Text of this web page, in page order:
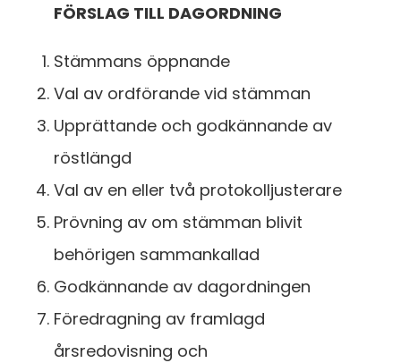
FÖRSLAG TILL DAGORDNING
Stämmans öppnande
Val av ordförande vid stämman
Upprättande och godkännande av
röstlängd
Val av en eller två protokolljusterare
Prövning av om stämman blivit
behörigen sammankallad
Godkännande av dagordningen
Föredragning av framlagd
årsredovisning och